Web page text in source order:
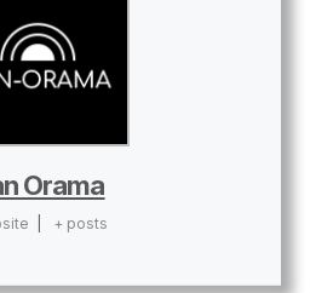
Orama
+ posts